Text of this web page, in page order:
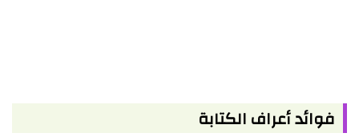
فوائد أعراف الكتابة